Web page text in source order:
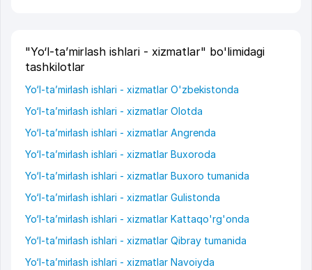
"Yo‘l-ta’mirlash ishlari - xizmatlar" bo'limidagi
tashkilotlar
Yo‘l-ta’mirlash ishlari - xizmatlar O'zbekistonda
Yo‘l-ta’mirlash ishlari - xizmatlar Olotda
Yo‘l-ta’mirlash ishlari - xizmatlar Angrenda
Yo‘l-ta’mirlash ishlari - xizmatlar Buxoroda
Yo‘l-ta’mirlash ishlari - xizmatlar Buxoro tumanida
Yo‘l-ta’mirlash ishlari - xizmatlar Gulistonda
Yo‘l-ta’mirlash ishlari - xizmatlar Kattaqo'rg'onda
Yo‘l-ta’mirlash ishlari - xizmatlar Qibray tumanida
Yo‘l-ta’mirlash ishlari - xizmatlar Navoiyda